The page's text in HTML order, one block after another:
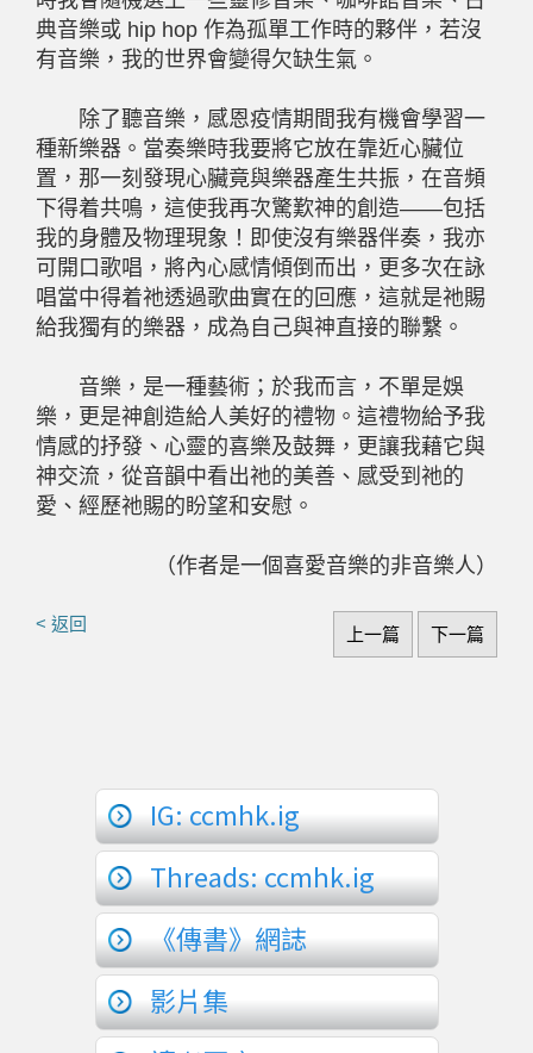
典音樂或 hip hop 作為孤單工作時的夥伴，若沒
有音樂，我的世界會變得欠缺生氣。
除了聽音樂，感恩疫情期間我有機會學習一
種新樂器。當奏樂時我要將它放在靠近心臟位
置，那一刻發現心臟竟與樂器產生共振，在音頻
下得着共鳴，這使我再次驚歎神的創造——包括
我的身體及物理現象！即使沒有樂器伴奏，我亦
可開口歌唱，將內心感情傾倒而出，更多次在詠
唱當中得着祂透過歌曲實在的回應，這就是祂賜
給我獨有的樂器，成為自己與神直接的聯繫。
音樂，是一種藝術；於我而言，不單是娛
樂，更是神創造給人美好的禮物。這禮物給予我
情感的抒發、心靈的喜樂及鼓舞，更讓我藉它與
神交流，從音韻中看出祂的美善、感受到祂的
愛、經歷祂賜的盼望和安慰。
（作者是一個喜愛音樂的非音樂人）
< 返回
上一篇 下一篇
IG: ccmhk.ig
Threads: ccmhk.ig
《傳書》網誌
影片集